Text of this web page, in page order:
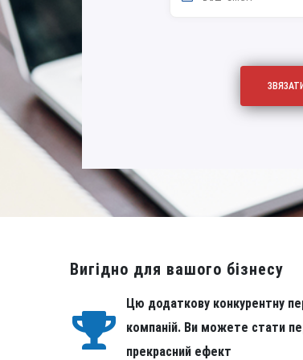
Вигідно для вашого бізнесу
Цю додаткову конкурентну
компаній. Ви можете стати
прекрасний ефект